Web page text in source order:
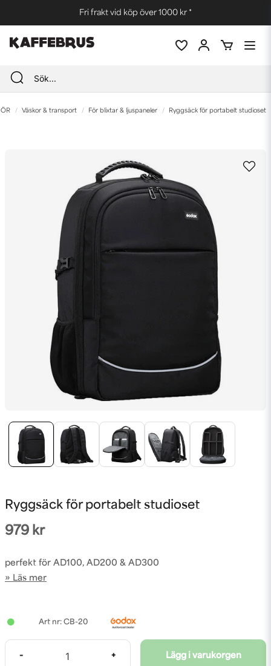
Fri frakt vid köp över 1000 kr *
Väskor & transport För blixtar & ljuspaneler Ryggsäck för portabelt studioset
Ryggsäck för portabelt studioset
979 kr
perfekt för AD100, AD200 & AD300
Läs mer
CB-20
- + Lägg i varukorgen